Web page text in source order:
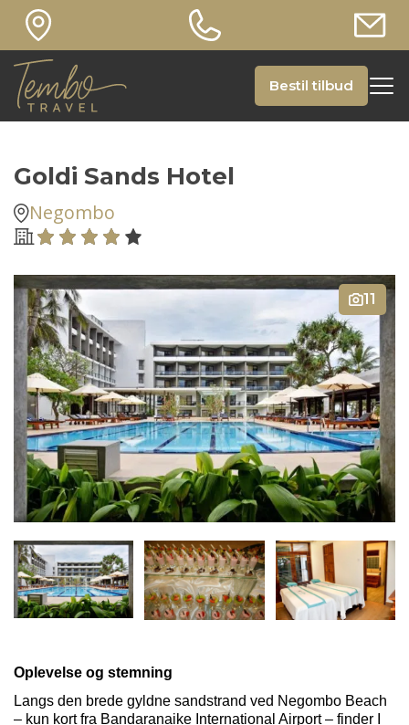
Bestil tilbud
Goldi Sands Hotel
Negombo
11
Oplevelse og stemning
Langs den brede gyldne sandstrand ved Negombo Beach
– kun kort fra Bandaranaike International Airport– finder I